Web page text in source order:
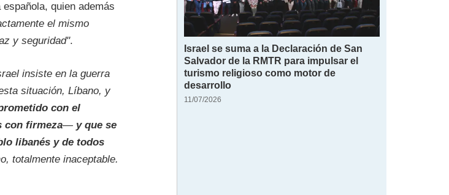
quien además
el mismo
y seguridad".
insiste en la guerra
situación, Líbano, y
con el
con firmeza— y que se
libanés y de todos
totalmente inaceptable.
Israel se suma a la Declaración de San
Salvador de la RMTR para impulsar el
turismo religioso como motor de
desarrollo
11/07/2026